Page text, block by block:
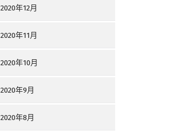
2020年12月
2020年11月
2020年10月
2020年9月
2020年8月